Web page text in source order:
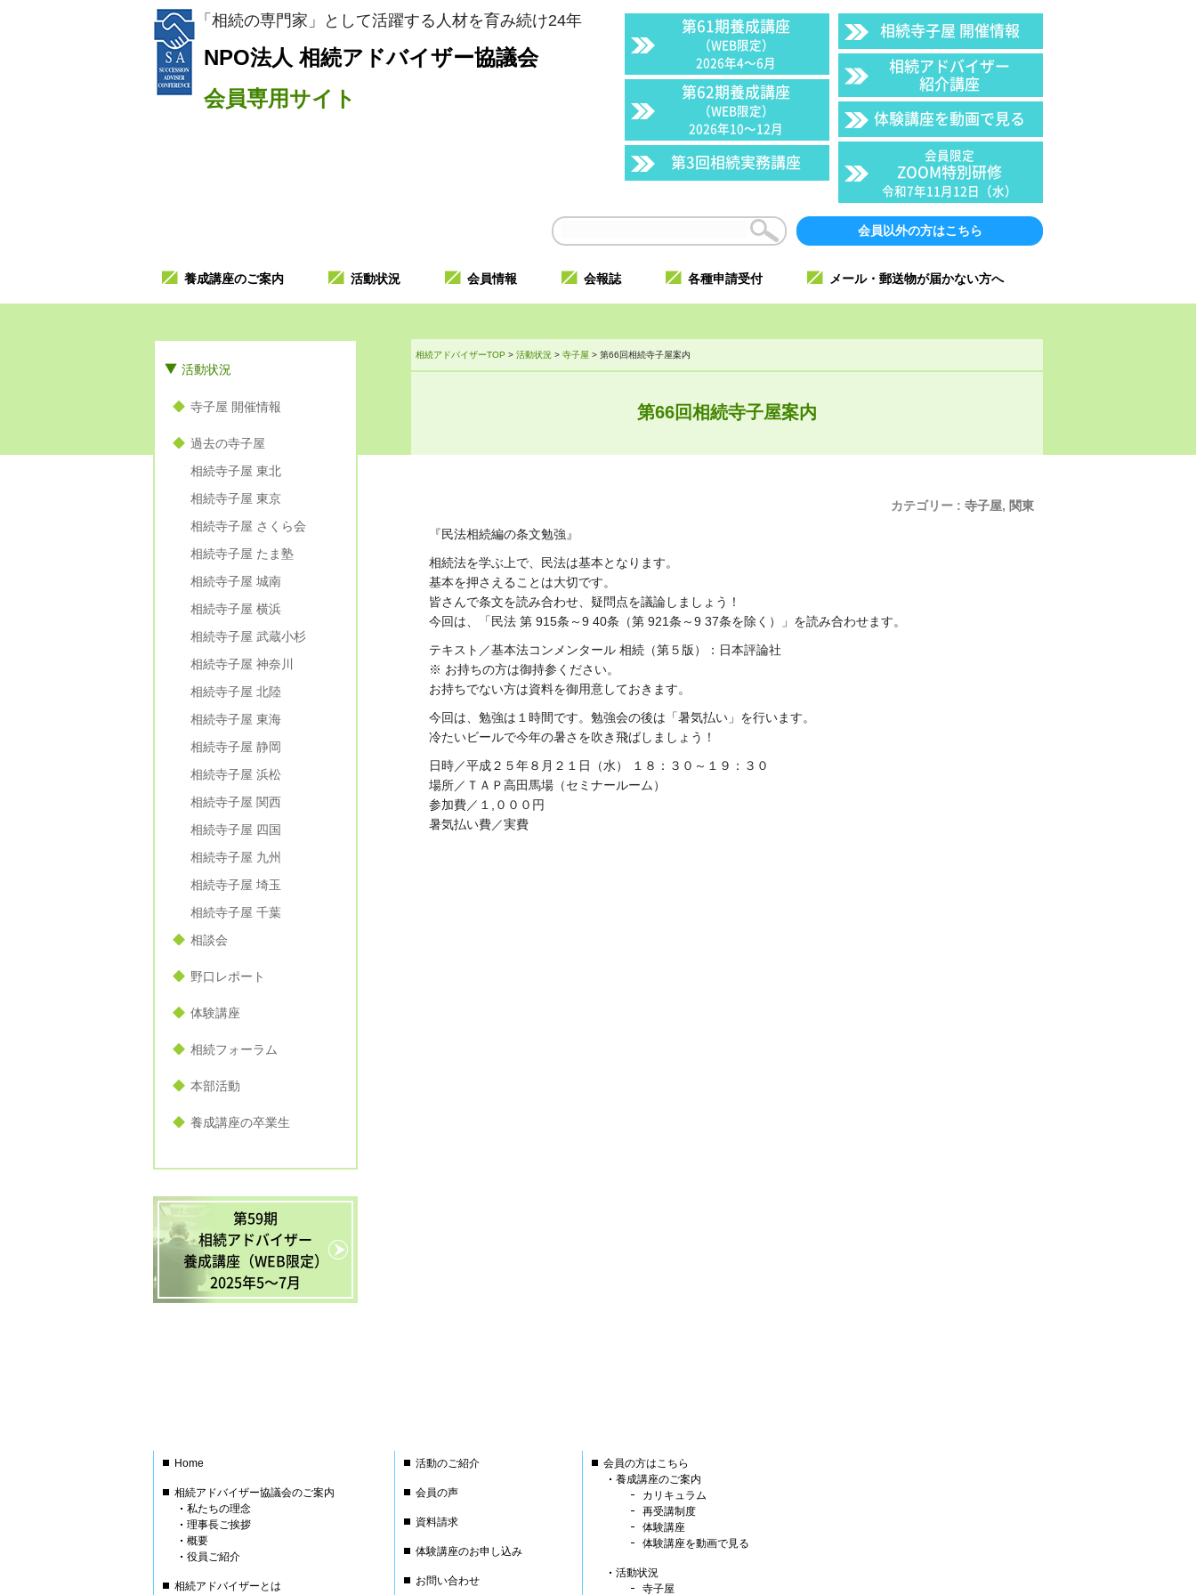
「相続の専門家」として活躍する人材を育み続け24年
NPO法人 相続アドバイザー協議会
会員専用サイト
第61期養成講座
（WEB限定）
2026年4〜6月
第62期養成講座
（WEB限定）
2026年10〜12月
第3回相続実務講座
相続寺子屋 開催情報
相続アドバイザー
紹介講座
体験講座を動画で見る
会員限定
ZOOM特別研修
令和7年11月12日（水）
会員以外の方はこちら
養成講座のご案内 活動状況 会員情報 会報誌 各種申請受付 メール・郵送物が届かない方へ
相続アドバイザーTOP > 活動状況 > 寺子屋 > 第66回相続寺子屋案内
第66回相続寺子屋案内
カテゴリー : 寺子屋, 関東
『民法相続編の条文勉強』
相続法を学ぶ上で、民法は基本となります。
基本を押さえることは大切です。
皆さんで条文を読み合わせ、疑問点を議論しましょう！
今回は、「民法 第 915条～9 40条（第 921条～9 37条を除く）」を読み合わせます。
テキスト／基本法コンメンタール 相続（第５版）：日本評論社
※ お持ちの方は御持参ください。
お持ちでない方は資料を御用意しておきます。
今回は、勉強は１時間です。勉強会の後は「暑気払い」を行います。
冷たいビールで今年の暑さを吹き飛ばしましょう！
日時／平成２５年８月２１日（水） １８：３０～１９：３０
場所／ＴＡＰ高田馬場（セミナールーム）
参加費／１,０００円
暑気払い費／実費
活動状況
寺子屋 開催情報
過去の寺子屋
相続寺子屋 東北
相続寺子屋 東京
相続寺子屋 さくら会
相続寺子屋 たま塾
相続寺子屋 城南
相続寺子屋 横浜
相続寺子屋 武蔵小杉
相続寺子屋 神奈川
相続寺子屋 北陸
相続寺子屋 東海
相続寺子屋 静岡
相続寺子屋 浜松
相続寺子屋 関西
相続寺子屋 四国
相続寺子屋 九州
相続寺子屋 埼玉
相続寺子屋 千葉
相談会
野口レポート
体験講座
相続フォーラム
本部活動
養成講座の卒業生
第59期
相続アドバイザー
養成講座（WEB限定）
2025年5〜7月
Home
相続アドバイザー協議会のご案内
私たちの理念
理事長ご挨拶
概要
役員ご紹介
相続アドバイザーとは
活動のご紹介
会員の声
資料請求
体験講座のお申し込み
お問い合わせ
会員の方はこちら
養成講座のご案内
カリキュラム
再受講制度
体験講座
体験講座を動画で見る
活動状況
寺子屋